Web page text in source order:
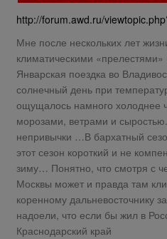
http://forum.awd.ru/
Мне после нескольких лет
климатическими
Январская поездка во
солнечный день при
ощущалось намного холоднее
морозами, ветрами и
непривычки …В бархатный
этот сезон короткий и не
зиму… Понятно, что смотря с
Москвы может и правда там
коренному дальневосточнику
надоели, что если бы жил в
Краснодарский край